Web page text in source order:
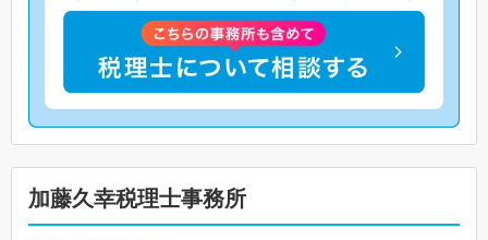
加藤久幸税理士事務所